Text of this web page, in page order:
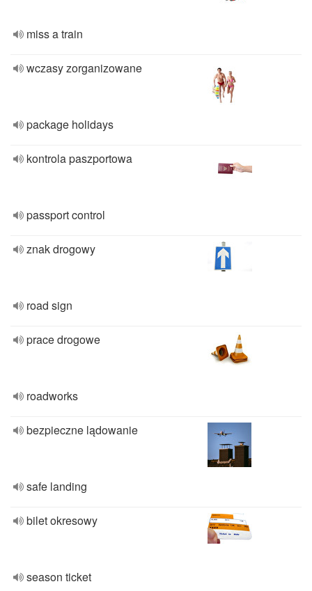
miss a train
wczasy zorganizowane
package holidays
kontrola paszportowa
passport control
znak drogowy
road sign
prace drogowe
roadworks
bezpieczne lądowanie
safe landing
bilet okresowy
season ticket